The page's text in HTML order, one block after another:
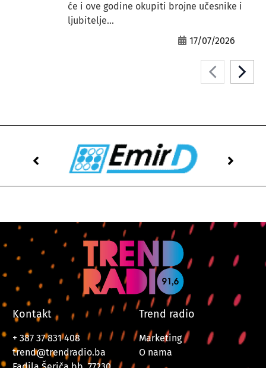
će i ove godine okupiti brojne učesnike i
ljubitelje...
17/07/2026
Kontakt
+ 387 37 831 408
trend@trendradio.ba
Trend radio
Marketing
O nama